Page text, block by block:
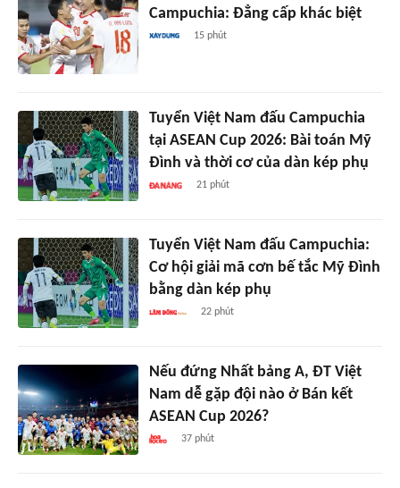
Campuchia: Đẳng cấp khác biệt
15 phút
Tuyển Việt Nam đấu Campuchia
tại ASEAN Cup 2026: Bài toán Mỹ
Đình và thời cơ của dàn kép phụ
21 phút
Tuyển Việt Nam đấu Campuchia:
Cơ hội giải mã cơn bế tắc Mỹ Đình
bằng dàn kép phụ
22 phút
Nếu đứng Nhất bảng A, ĐT Việt
Nam dễ gặp đội nào ở Bán kết
ASEAN Cup 2026?
37 phút